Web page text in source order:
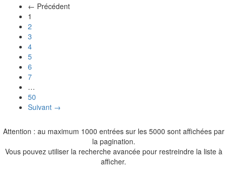
← Précédent
1
2
3
4
5
6
7
…
50
Suivant →
Attention : au maximum 1000 entrées sur les 5000 sont affichées par
la pagination.
Vous pouvez utiliser la recherche avancée pour restreindre la liste à
afficher.